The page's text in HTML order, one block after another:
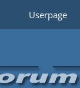
Userpage